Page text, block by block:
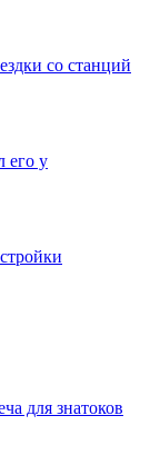
со станций
его у
для знатоков